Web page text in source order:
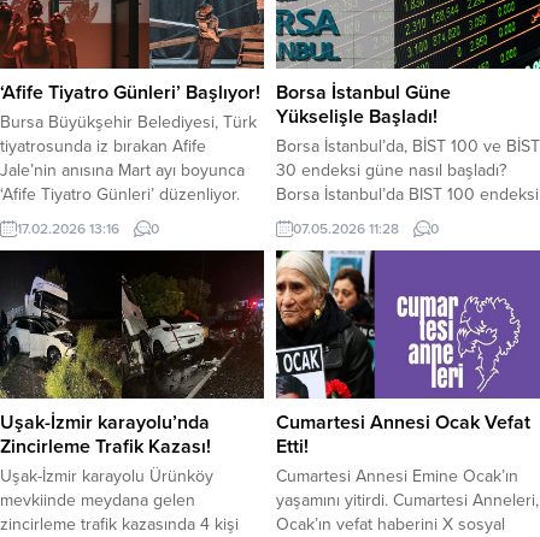
yerli üretimden alan marka, bu yıl
fuarda yalnızca ürünlerini değil;
tasarım, teknoloji ve kullanıcı
deneyimini odağına alan
dönüşümünü sergiliyor. 2026
model Erkunt traktörlerinde,...
‘Afife Tiyatro Günleri’ Başlıyor!
Bursa Büyükşehir Belediyesi, Türk
tiyatrosunda iz bırakan Afife
Jale’nin anısına Mart ayı boyunca
‘Afife Tiyatro Günleri’ düzenliyor.
Bursa Büyükşehir Belediyesi ev
sahipliğinde, Bursa Kültür Sanat ve
Turizm Vakfı (BKSTV) tarafından
hazırlanan ‘Afife Tiyatro Günleri’,
Mart ayı boyunca Afife Tiyatro
Ödülleri’ne layık görülen 5 seçkin
oyunu Bursalı sanatseverlerle
buluşturuyor. 27 Mart...
17.02.2026 13:16 0
Borsa İstanbul Güne
Yükselişle Başladı!
Borsa İstanbul’da, BİST 100 ve BİST
30 endeksi güne nasıl başladı?
Borsa İstanbul’da BIST 100 endeksi
haftanın dördüncü işlem gününe
yükselişle başladı. BIST 100
endeksi önceki kapanışa göre
yaklaşık yüzde 0,47 artış
sağlayarak 14.987,21 puandan
başladı. BİST 100 endeksi, önceki
gün kapanışı 14.917,43 puandan
yaptı. BİST 100 endeksi, saat 11.25...
07.05.2026 11:28 0
Uşak-İzmir karayolu’nda
Zincirleme Trafik Kazası!
Uşak-İzmir karayolu Ürünköy
mevkiinde meydana gelen
zincirleme trafik kazasında 4 kişi
Cumartesi Annesi Ocak Vefat
Etti!
Cumartesi Annesi Emine Ocak’ın
yaşamını yitirdi. Cumartesi Anneleri,
Ocak’ın vefat haberini X sosyal